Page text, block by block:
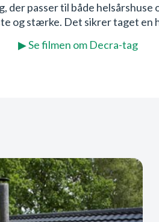
passer til både
og stærke. Det sikrer taget en
▶ Se filmen om Decra-tag